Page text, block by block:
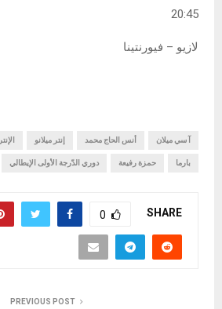
20:45
لازيو – فيورنتينا
آ سي ميلان أنس الحاج محمد إنتر ميلانو الإنتر
بارما حمزة رفيعة دوري الدّرجة الأولى الإيطالي
SHARE
0
PREVIOUS POST